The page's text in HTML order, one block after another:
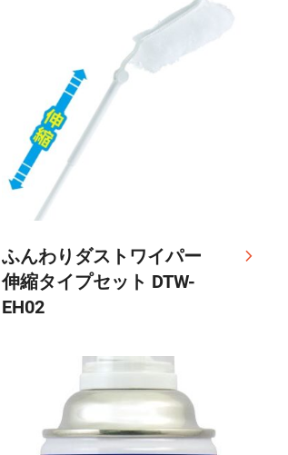
ふんわりダストワイパー
伸縮タイプセット DTW-
EH02